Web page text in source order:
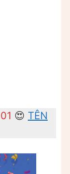
😍 TÊN